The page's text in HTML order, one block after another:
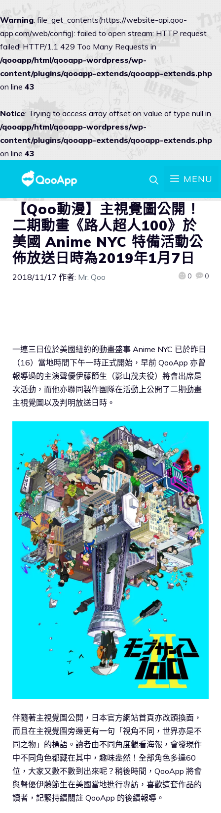
Warning: file_get_contents(https://website-api.qoo-
app.com/web/config): failed to open stream: HTTP request
failed! HTTP/1.1 429 Too Many Requests in
/qooapp/html/qooapp-wordpress/wp-
content/plugins/qooapp-extends/qooapp-extends.php
on line 43
Notice: Trying to access array offset on value of type null in
/qooapp/html/qooapp-wordpress/wp-
content/plugins/qooapp-extends/qooapp-extends.php
on line 43
MENU
【Qoo動漫】主視覺圖公開！
二期動畫《路人超人100》於
美國 Anime NYC 特備活動公
佈放送日時為2019年1月7日
2018/11/17 作者: Mr. Qoo 0 0
一連三日位於美國紐約的動畫盛事 Anime NYC 已於昨日
（16）當地時間下午一時正式開始，早前 QooApp 亦曾
報導過的主演聲優伊藤節生（影山茂夫役）將會出席是
次活動，而他亦聯同製作團隊在活動上公開了二期動畫
主視覺圖以及判明放送日時。
伴隨著主視覺圖公開，日本官方網站首頁亦改頭換面，
而且在主視覺圖旁邊更有一句「視角不同，世界亦是不
同之物」的標語。讀者由不同角度觀看海報，會發現作
中不同角色都藏在其中，趣味盎然！全部角色多達60
位，大家又數不數到出來呢？稍後時間，QooApp 將會
與聲優伊藤節生在美國當地進行專訪，喜歡這套作品的
讀者，記緊持續關註 QooApp 的後續報導。